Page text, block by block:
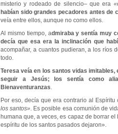
misterio y rodeado de silencio– que era
habían sido grandes pecadores antes de
veía entre ellos, aunque no como ellos.
Al mismo tiempo, admiraba y sentía muy
decía que esa era la inclinación que
acompañar, a cuantos pudieran, a los ríos
todo.
Teresa veía en los santos vidas
seguir a Jesús; los sentía como
Bienaventuranzas.
Por eso, decía que era contrario al Espíritu
los santos». Es posible esa comunión de
humana que, a veces, es capaz de borrar
espíritu de los santos pasados dejaron».